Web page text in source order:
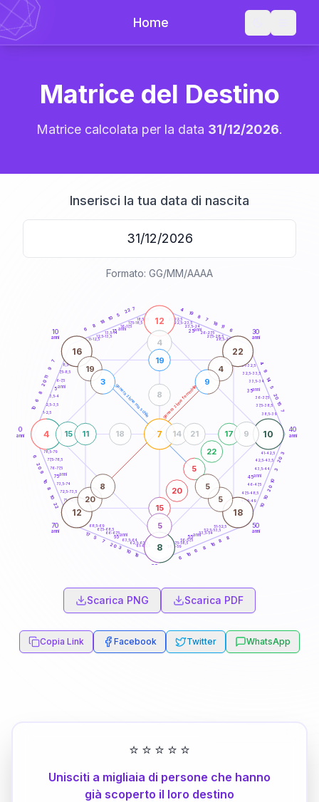
Home
Matrice del Destino
Matrice calcolata per la data 31/12/2026.
Inserisci la tua data di nascita
Formato: GG/MM/AAAA
generazione maschile generazione femminile
0
anni
10
anni
30
anni
40
anni
50
anni
60
70
anni
1-2,5
2,5-3,5
3,5-4
6-7,5
7,5-8,5
8,5-9
11-12,5
12,5-13,5
13,5-14
16-17,5
17,5-18,5
18,5-19
21-22,5
22,5-23,5
23,5-24
26-27,5
27,5-28,5
28,5-29
31-32,5
32,5-33,5
33,5-34
36-37,5
37,5-38,5
38,5-39
41-42,5
42,5-43,5
43,5-44
46-47,5
47,5-48,5
48,5-49
51-52,5
52,5-53,5
53,5-54
56-57,5
57,5-58,5
58,5-59
61-62,5
62,5-63,5
63,5-64
66-67,5
67,5-68,5
68,5-69
71-72,5
72,5-73,5
73,5-74
76-77,5
77,5-78,5
78,5-79
10
6
8
20
11
9
7
6
8
18
10
5
227 4
19
8
7
18 11
6
4
9
14
5
20
15
7
3
20
3
10
20
10
10
8
8
16
8
6
16
6
18
10
3
20
7
5
17
22
10
8
16
9
20
6
4
12
10
8
7
16 22
12 18
15
20
5
22
17
15
4
9
5
11
19
14 21
18
8
19
3
4
9
20
8
5
5
5anni
15 anni 25anni
35anni
45anni
55anni
65anni
75anni
Scarica PNG Scarica PDF
Copia Link Facebook Twitter WhatsApp
⭐ ⭐ ⭐ ⭐ ⭐
Unisciti a migliaia di persone che hanno
già scoperto il loro destino